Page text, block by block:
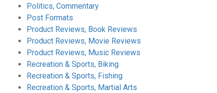
Politics, Commentary
Post Formats
Product Reviews, Book Reviews
Product Reviews, Movie Reviews
Product Reviews, Music Reviews
Recreation & Sports, Biking
Recreation & Sports, Fishing
Recreation & Sports, Martial Arts